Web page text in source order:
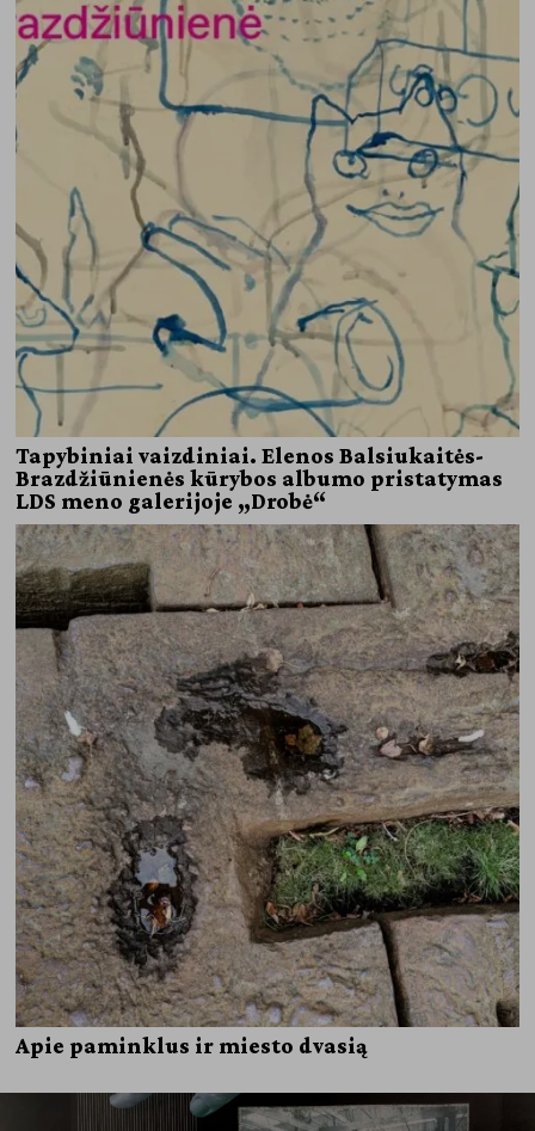
Tapybiniai vaizdiniai. Elenos Balsiukaitės-
Brazdžiūnienės kūrybos albumo pristatymas
LDS meno galerijoje „Drobė“
Apie paminklus ir miesto dvasią